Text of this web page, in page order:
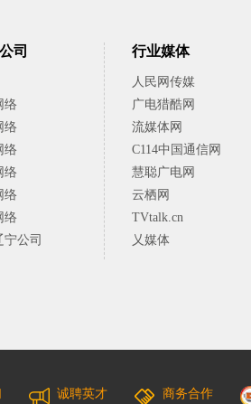
司
络
络
络
络
络
络
公司
行业媒体
人民网传媒
广电猎酷网
流媒体网
C114中国通信网
慧聪广电网
云栖网
TVtalk.cn
乂媒体
诚聘英才 商务合作